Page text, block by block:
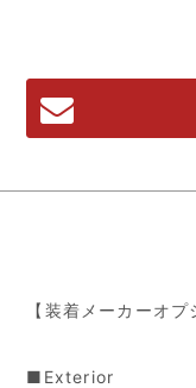
【装着メーカーオプ
■Exterior